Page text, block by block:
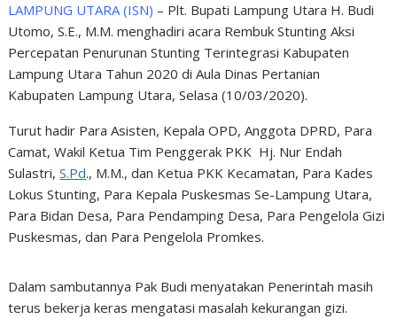
LAMPUNG UTARA (ISN) – Plt. Bupati Lampung Utara H. Budi
Utomo, S.E., M.M. menghadiri acara Rembuk Stunting Aksi
Percepatan Penurunan Stunting Terintegrasi Kabupaten
Lampung Utara Tahun 2020 di Aula Dinas Pertanian
Kabupaten Lampung Utara, Selasa (10/03/2020).
Turut hadir Para Asisten, Kepala OPD, Anggota DPRD, Para
Camat, Wakil Ketua Tim Penggerak PKK Hj. Nur Endah
Sulastri,S.Pd., M.M., dan Ketua PKK Kecamatan, Para Kades
Lokus Stunting, Para Kepala Puskesmas Se-Lampung Utara,
Para Bidan Desa, Para Pendamping Desa, Para Pengelola Gizi
Puskesmas, dan Para Pengelola Promkes.
Dalam sambutannya Pak Budi menyatakan Penerintah masih
terus bekerja keras mengatasi masalah kekurangan gizi.